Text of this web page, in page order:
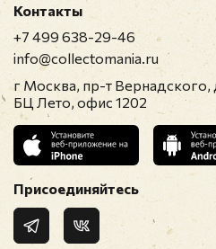
Перед публикацией
Контакты
+7 499 638-29-46
info@collectomania.ru
г Москва, пр-т Вернадского,
БЦ Лето, офис 1202
Присоединяйтесь